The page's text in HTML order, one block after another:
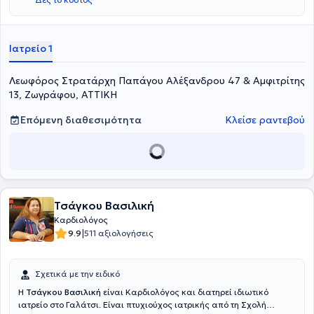
(διάγνωση, θεραπεία και παρακολούθηση ασθενών) και στο τμήμα
υπερήχων, διενεργώντας διαθωρακικά και διοισοφάγεια
ανεπάρκεια. Επιπλέον, ειδικεύτηκε στην Παθολογία στο Γενικό
Ογκολογικό Νοσοκομείο "Άγιοι Ανάργυροι" και στην Καρδιολογία,
Ταμείου Στρατου (ΝΙΜΤΣ). Τέλος, έχει εκτελέσει δοκιμασίες
κοπώσεως στο Τμήμα Πυρηνικής Ιατρικής του Καρδιολογικού
Ιατρείο 1
Λεωφόρος Στρατάρχη Παπάγου Αλέξανδρου 47 & Αμφιτρίτης
13, Ζωγράφου, ΑΤΤΙΚΗ
Επόμενη διαθεσιμότητα
Κλείσε ραντεβού
Τσάγκου Βασιλική
Καρδιολόγος
9.9|511 αξιολογήσεις
Σχετικά με την ειδικό
H Τσάγκου Βασιλική είναι Καρδιολόγος και διατηρεί ιδιωτικό
ιατρείο στο Γαλάτσι. Είναι πτυχιούχος ιατρικής από τη Σχολή